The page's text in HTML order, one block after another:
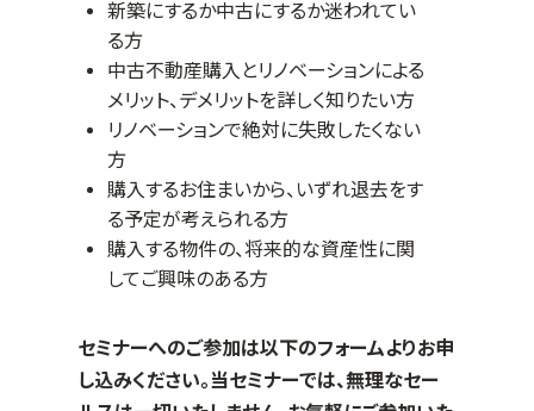
新築にするか中古にするか迷われてい
る方
中古不動産購入とリノベーションによる
メリット、デメリットを詳しく知りたい方
リノベーションで絶対に失敗したくない
方
購入するお住まいから、いずれ退去をす
る予定が考えられる方
購入する物件の、将来的な資産性に関
してご興味のある方
セミナーへのご参加は以下のフォームよりお申
し込みください。当セミナーでは、無理なセー